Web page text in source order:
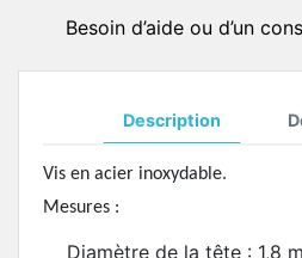
Besoin d’aide ou d’un
Description
Vis en acier inoxydable.
Mesures :
Diamètre de la tête : 1,8